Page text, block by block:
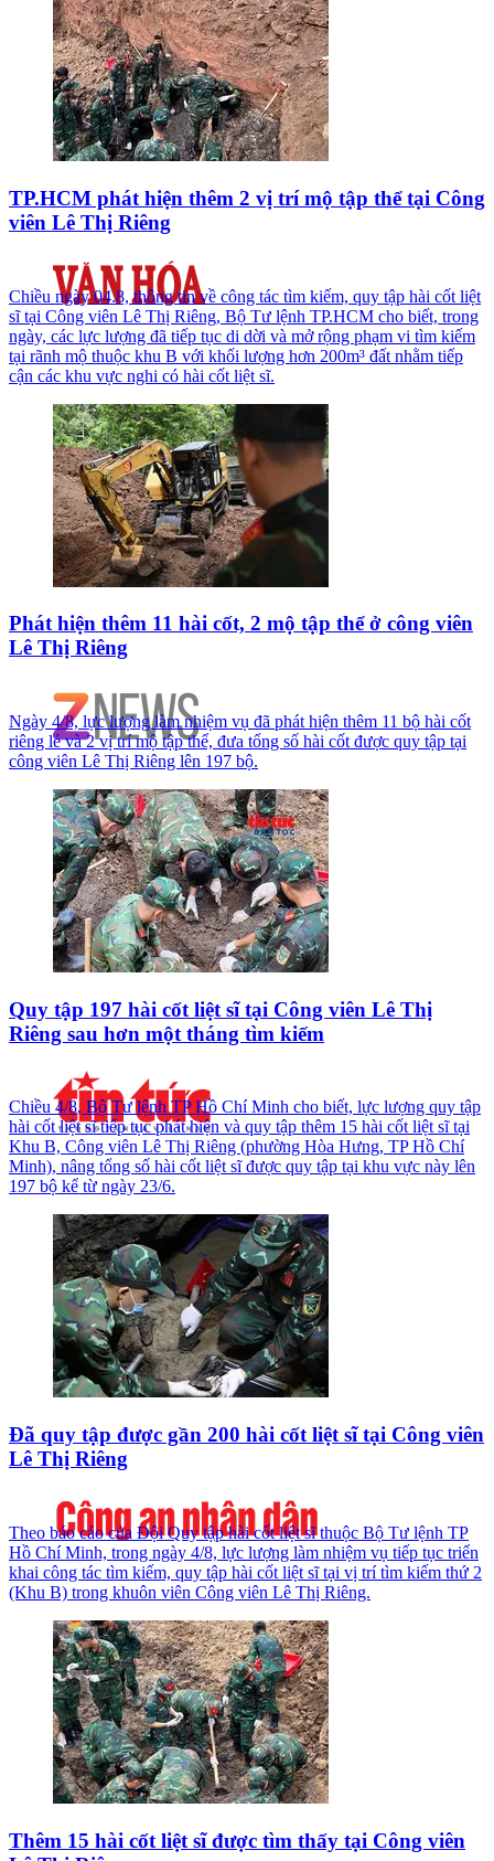
TP.HCM phát hiện thêm 2 vị trí mộ tập thể tại Công
viên Lê Thị Riêng
Chiều ngày 04.8, thông tin về công tác tìm kiếm, quy tập hài cốt liệt
sĩ tại Công viên Lê Thị Riêng, Bộ Tư lệnh TP.HCM cho biết, trong
ngày, các lực lượng đã tiếp tục di dời và mở rộng phạm vi tìm kiếm
tại rãnh mộ thuộc khu B với khối lượng hơn 200m³ đất nhằm tiếp
cận các khu vực nghi có hài cốt liệt sĩ.
Phát hiện thêm 11 hài cốt, 2 mộ tập thể ở công viên
Lê Thị Riêng
Ngày 4/8, lực lượng làm nhiệm vụ đã phát hiện thêm 11 bộ hài cốt
riêng lẻ và 2 vị trí mộ tập thể, đưa tổng số hài cốt được quy tập tại
công viên Lê Thị Riêng lên 197 bộ.
Quy tập 197 hài cốt liệt sĩ tại Công viên Lê Thị
Riêng sau hơn một tháng tìm kiếm
Chiều 4/8, Bộ Tư lệnh TP Hồ Chí Minh cho biết, lực lượng quy tập
hài cốt liệt sĩ tiếp tục phát hiện và quy tập thêm 15 hài cốt liệt sĩ tại
Khu B, Công viên Lê Thị Riêng (phường Hòa Hưng, TP Hồ Chí
Minh), nâng tổng số hài cốt liệt sĩ được quy tập tại khu vực này lên
197 bộ kể từ ngày 23/6.
Đã quy tập được gần 200 hài cốt liệt sĩ tại Công viên
Lê Thị Riêng
Theo báo cáo của Đội Quy tập hài cốt liệt sĩ thuộc Bộ Tư lệnh TP
Hồ Chí Minh, trong ngày 4/8, lực lượng làm nhiệm vụ tiếp tục triển
khai công tác tìm kiếm, quy tập hài cốt liệt sĩ tại vị trí tìm kiếm thứ 2
(Khu B) trong khuôn viên Công viên Lê Thị Riêng.
Thêm 15 hài cốt liệt sĩ được tìm thấy tại Công viên